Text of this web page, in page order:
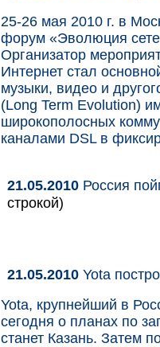
25-26 мая 2010 г. в
форум «Эволюция
Организатор
Интернет стал
музыки, видео и
(Long Term Evolution)
широкополосных
каналами DSL в
21.05.2010 Россия
строкой)
21.05.2010 Yota
Yota, крупнейший в
сегодня о планах по
станет Казань. Затем